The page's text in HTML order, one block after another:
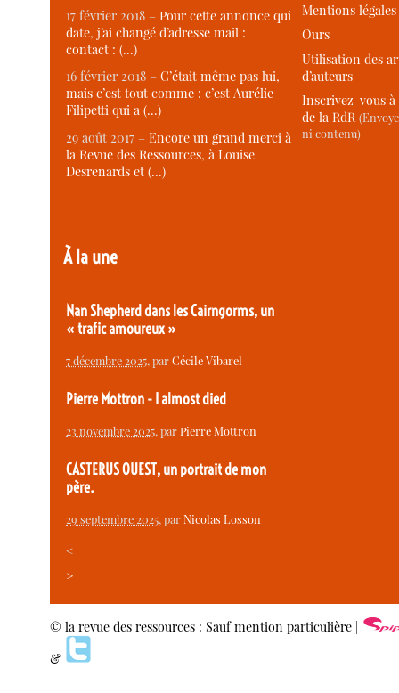
17 février 2018 –Pour cette annonce qui
date, j’ai changé d’adresse mail :
contact : (…)
16 février 2018 –C’était même pas lui,
mais c’est tout comme : c’est Aurélie
Filipetti qui a (…)
29 août 2017 –Encore un grand merci à
la Revue des Ressources, à Louise
Desrenards et (…)
À la une
Nan Shepherd dans les Cairngorms, un
« trafic amoureux »
7 décembre 2025, parCécile Vibarel
Pierre Mottron - I almost died
23 novembre 2025, parPierre Mottron
CASTERUS OUEST, un portrait de mon
père.
29 septembre 2025, parNicolas Losson
<
>
Mentions légales
Ours
Utilisation des
d’auteurs
Inscrivez-vous
de la RdR
ni contenu)
© la revue des ressources : Sauf mention particulière |
&